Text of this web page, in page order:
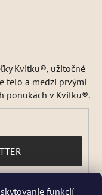
funkcií
Kvitku®, užitočné
telo a medzi prvými
ponukách v Kvitku®.